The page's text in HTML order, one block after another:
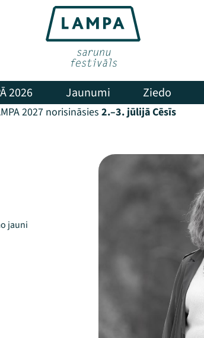
2026 Jaunumi Ziedo
2027 norisināsies 2.–3. jūlijā Cēsīs
jauni